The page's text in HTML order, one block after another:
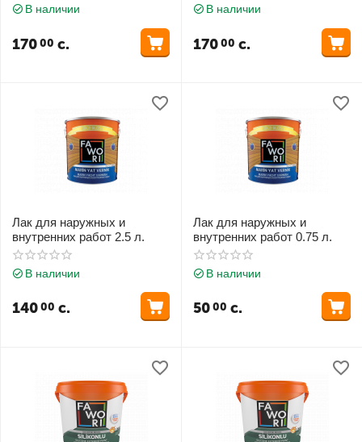
В наличии
17000 с.
В наличии
17000 с.
Лак для наружных и
внутренних работ 2.5 л.
В наличии
14000 с.
Лак для наружных и
внутренних работ 0.75 л.
В наличии
5000 с.